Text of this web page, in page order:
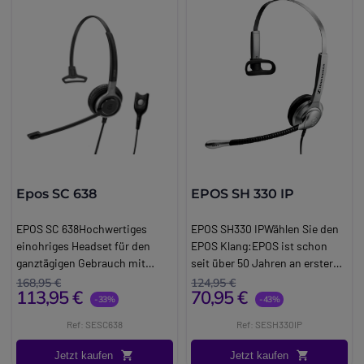
Plattformen zusammen.
Epos SC 638
EPOS SC 638Hochwertiges
einohriges Headset für den
ganztägigen Gebrauch mit
einem Ultra Noise Cancelling
Mikrofon. Das hochwertige und
Headset ist zur Verwendung im
Narrowband Modus beim
168,95 €
113,95 € -33%
Ref: SESC638
Jetzt kaufen
EPOS SH 330 IP
EPOS SH330 IPWählen Sie den
EPOS Klang:EPOS ist schon
seit über 50 Jahren an erster
Stelle für Ausstattung an
Mikros für Fernsehen und
werden bei Konferenzen oder
auch im Militärbereich benutzt.
124,95 €
70,95 € -43%
Ref: SESH330IP
Jetzt kaufen